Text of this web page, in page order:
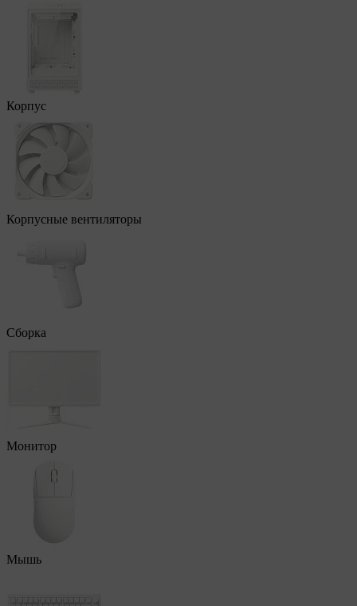
Корпус
Корпусные вентиляторы
Сборка
Монитор
Мышь